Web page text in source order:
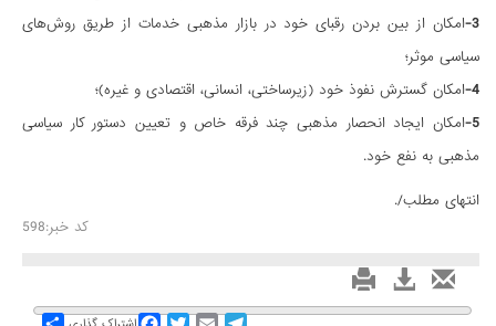
3- امکان از بین بردن رقبای خود در بازار مذهبی خدمات از طریق روش‌های
سیاسی موثر؛
4- امکان گسترش نفوذ خود (زیرساختی، انسانی، اقتصادی و غیره)؛
5- امکان ایجاد انحصار مذهبی چند فرقه خاص و تعیین دستور کار سیاسی
مذهبی به نفع خود.
انتهای مطلب/.
کد خبر:598
Share FacebookTwitterEmail
Telegram